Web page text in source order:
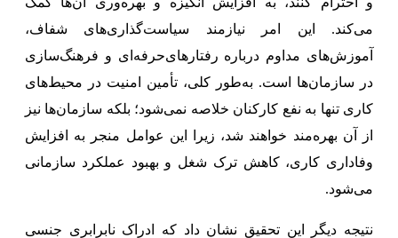
می‌کند. این امر نیازمند سیاست‌گذاری‌های شفاف،
آموزش‌های مداوم درباره رفتارهای‌حرفه‌ای و فرهنگ‌سازی
در سازمان‌ها است. به‌طور کلی، تأمین امنیت در محیط‌های
کاری تنها به نفع کارکنان خلاصه نمی‌شود؛ بلکه سازمان‌ها نیز
از آن بهره‌مند خواهند شد، زیرا این عوامل منجر به افزایش
وفاداری کاری، کاهش ترک شغل و بهبود عملکرد سازمانی
می‌شود.
نتیجه دیگر این تحقیق نشان داد که ادراک نابرابری جنسی